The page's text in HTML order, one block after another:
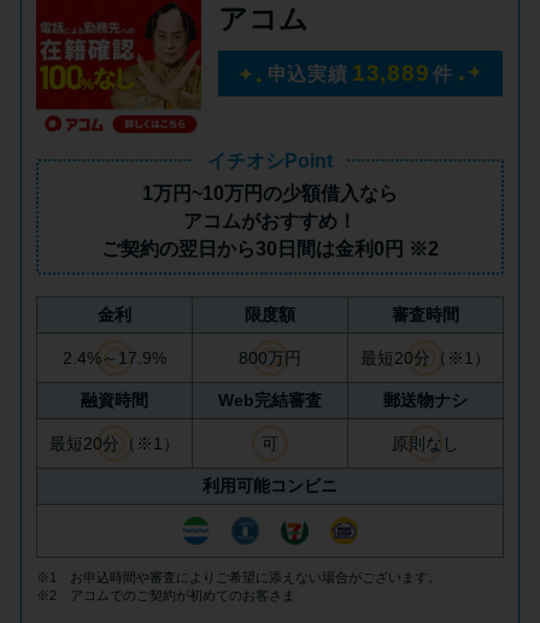
無利息期間を利用して利息0円で
お金を借りる3つのポイント
種類・特徴別一覧
その他コラム
今月の家賃払えない…2ヵ月目に
処法3つ
家賃払えないが強制退去は避け
街金とは？絶対審査通る？借金
い理由
アコム
申込実績 13,889 件
イチオシPoint
1万円~10万円の少額借入 なら
アコムがおすすめ！
ご契約の翌日から30日間は金利0円 ※2
金利 限度額 審査時間
2.4%～17.9% 800万円 最短20分（※1）
融資時間 Web完結審査 郵送物ナシ
最短20分（※1） 可 原則なし
利用可能コンビニ
※1 お申込時間や審査によりご希望に添えない場合がございます。
※2 アコムでのご契約が初めてのお客さま